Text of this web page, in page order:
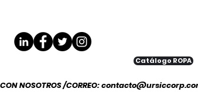
Catálogo ROPA
NOSOTROS /CORREO: